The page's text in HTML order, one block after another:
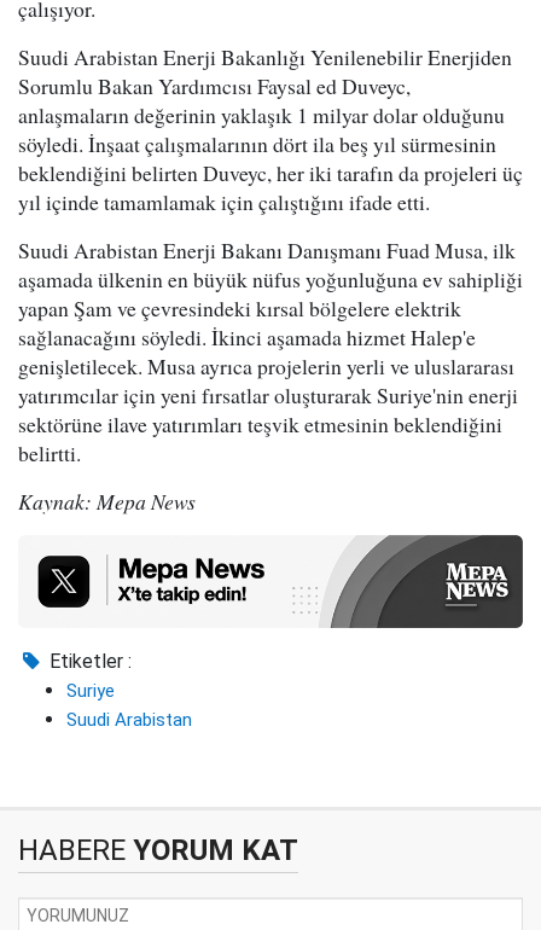
çalışıyor.
Suudi Arabistan Enerji Bakanlığı Yenilenebilir Enerjiden
Sorumlu Bakan Yardımcısı Faysal ed Duveyc,
anlaşmaların değerinin yaklaşık 1 milyar dolar olduğunu
söyledi. İnşaat çalışmalarının dört ila beş yıl sürmesinin
beklendiğini belirten Duveyc, her iki tarafın da projeleri üç
yıl içinde tamamlamak için çalıştığını ifade etti.
Suudi Arabistan Enerji Bakanı Danışmanı Fuad Musa, ilk
aşamada ülkenin en büyük nüfus yoğunluğuna ev sahipliği
yapan Şam ve çevresindeki kırsal bölgelere elektrik
sağlanacağını söyledi. İkinci aşamada hizmet Halep'e
genişletilecek. Musa ayrıca projelerin yerli ve uluslararası
yatırımcılar için yeni fırsatlar oluşturarak Suriye'nin enerji
sektörüne ilave yatırımları teşvik etmesinin beklendiğini
belirtti.
Kaynak: Mepa News
Etiketler :
Suriye
Suudi Arabistan
HABERE YORUM KAT